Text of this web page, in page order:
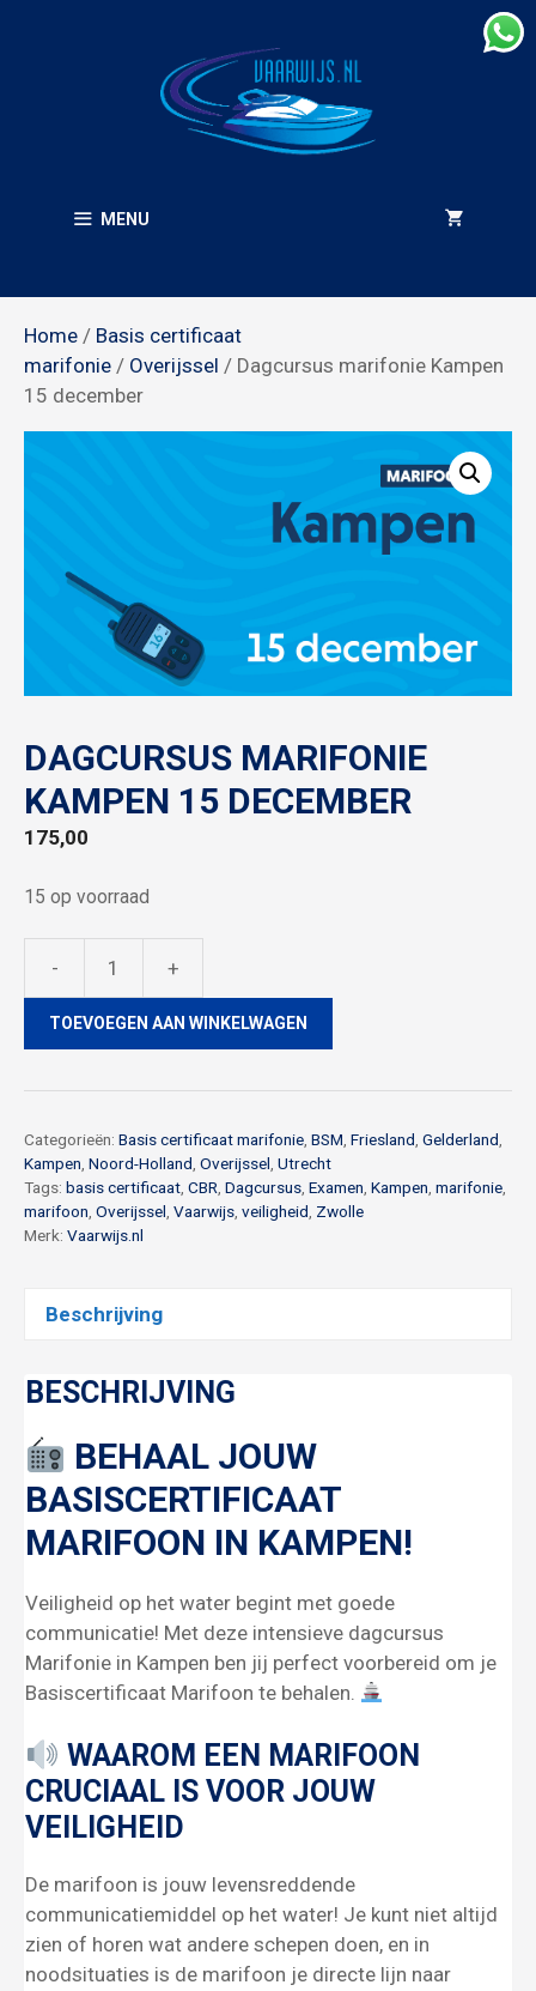
MENU
Home / Basis certificaat
marifonie / Overijssel / Dagcursus marifonie Kampen
15 december
DAGCURSUS MARIFONIE
KAMPEN 15 DECEMBER
175,00
15 op voorraad
-
marifonie
aantal
+
TOEVOEGEN AAN WINKELWAGEN
Categorieën: Basis certificaat marifonie, BSM, Friesland, Gelderland,
Kampen, Noord-Holland, Overijssel, Utrecht
Tags: basis certificaat, CBR, Dagcursus, Examen, Kampen, marifonie,
marifoon, Overijssel, Vaarwijs, veiligheid, Zwolle
Merk: Vaarwijs.nl
Beschrijving
BESCHRIJVING
BEHAAL JOUW
BASISCERTIFICAAT
MARIFOON IN KAMPEN!
Veiligheid op het water begint met goede
communicatie! Met deze intensieve dagcursus
Marifonie in Kampen ben jij perfect voorbereid om je
Basiscertificaat Marifoon te behalen.
WAAROM EEN MARIFOON
CRUCIAAL IS VOOR JOUW
VEILIGHEID
De marifoon is jouw levensreddende
communicatiemiddel op het water! Je kunt niet altijd
zien of horen wat andere schepen doen, en in
noodsituaties is de marifoon je directe lijn naar